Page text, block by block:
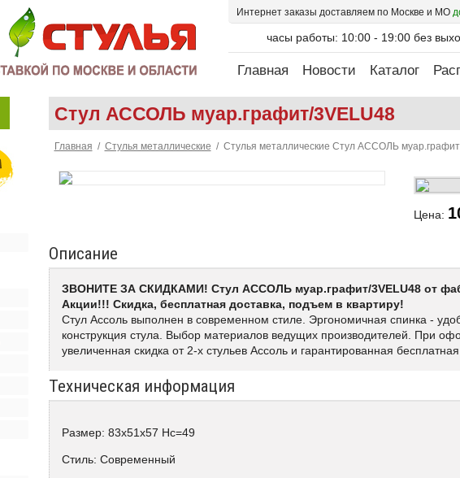
Интернет заказы доставляем по Москве и МО
часы работы: 10:00 - 19:00 без
Главная Новости Каталог
Стул АССОЛЬ муар.графит/3VELU48
Главная / Стулья металлические / Стулья металлические Стул АССОЛЬ
Цена:
Описание
ЗВОНИТЕ ЗА СКИДКАМИ! Стул АССОЛЬ муар.графит/3VELU48 от
Акции!!! Скидка, бесплатная доставка, подъем в квартиру!
Стул Ассоль выполнен в современном стиле. Эргономичная спинка -
конструкция стула. Выбор материалов ведущих производителей. При
увеличенная скидка от 2-х стульев Ассоль и гарантированная
Техническая информация
Размер: 83х51х57 Нс=49
Стиль: Современный